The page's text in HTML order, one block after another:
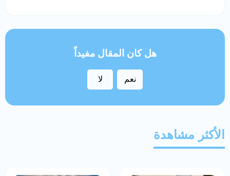
هل كان المقال مفيداً
نعم لا
الأكثر مشاهدة